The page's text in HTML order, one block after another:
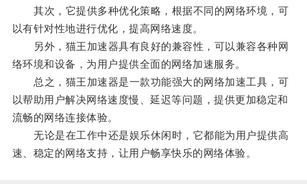
其次，它提供多种优化策略，根据不同的网络环境，可
以有针对性地进行优化，提高网络速度。
另外，猫王加速器具有良好的兼容性，可以兼容各种网
络环境和设备，为用户提供全面的网络加速服务。
总之，猫王加速器是一款功能强大的网络加速工具，可
以帮助用户解决网络速度慢、延迟等问题，提供更加稳定和
流畅的网络连接体验。
无论是在工作中还是娱乐休闲时，它都能为用户提供高
速、稳定的网络支持，让用户畅享快乐的网络体验。